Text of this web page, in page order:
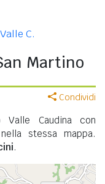
C.
Martino
Condividi
Valle Caudina con
stessa mappa.
.